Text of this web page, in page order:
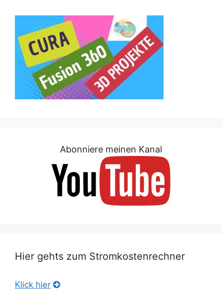
Abonniere meinen Kanal
Hier gehts zum Stromkostenrechner
Klick hier